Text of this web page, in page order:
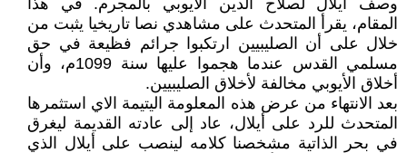
وصف أيلال لصلاح الدين الأيوبي بالمجرم. في هذا
المقام، يقرأ المتحدث على مشاهدي نصا تاريخيا يثبت من
خلال على أن الصليبيين ارتكبوا جرائم فظيعة في حق
مسلمي القدس عندما هجموا عليها سنة 1099م، وأن
أخلاق الأيوبي مخالفة لأخلاق الصليبيين.
بعد الانتهاء من عرض هذه المعلومة اليتيمة الاي استثمرها
المتحدث للرد على أيلال، عاد إلى عادته القديمة ليغرق
في بحر الذاتية مشخصنا كلامه لينصب على أيلال الذي